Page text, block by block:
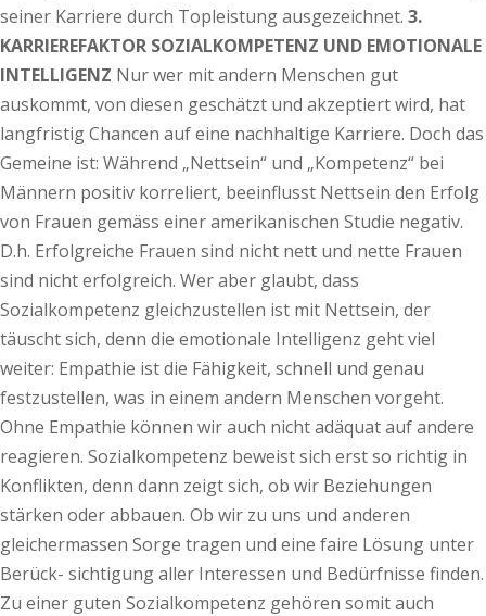
seiner Karriere durch Topleistung ausgezeichnet. 3.
KARRIEREFAKTOR SOZIALKOMPETENZ UND EMOTIONALE
INTELLIGENZ Nur wer mit andern Menschen gut
auskommt, von diesen geschätzt und akzeptiert wird, hat
langfristig Chancen auf eine nachhaltige Karriere. Doch das
Gemeine ist: Während „Nettsein“ und „Kompetenz“ bei
Männern positiv korreliert, beeinflusst Nettsein den Erfolg
von Frauen gemäss einer amerikanischen Studie negativ.
D.h. Erfolgreiche Frauen sind nicht nett und nette Frauen
sind nicht erfolgreich. Wer aber glaubt, dass
Sozialkompetenz gleichzustellen ist mit Nettsein, der
täuscht sich, denn die emotionale Intelligenz geht viel
weiter: Empathie ist die Fähigkeit, schnell und genau
festzustellen, was in einem andern Menschen vorgeht.
Ohne Empathie können wir auch nicht adäquat auf andere
reagieren. Sozialkompetenz beweist sich erst so richtig in
Konflikten, denn dann zeigt sich, ob wir Beziehungen
stärken oder abbauen. Ob wir zu uns und anderen
gleichermassen Sorge tragen und eine faire Lösung unter
Berück- sichtigung aller Interessen und Bedürfnisse finden.
Zu einer guten Sozialkompetenz gehören somit auch